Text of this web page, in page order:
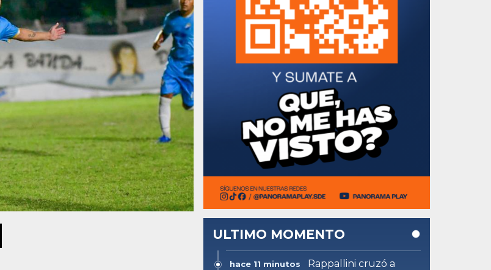
ULTIMO MOMENTO
hace 11 minutos
Rappallini cruzó a